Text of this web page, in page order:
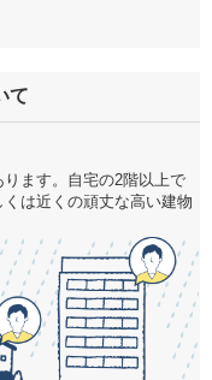
て
ます。自宅の2階以上で
は近くの頑丈な高い建物